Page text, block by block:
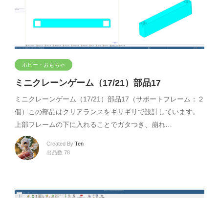
ホビー・おもちゃ
ミニクレーンゲーム（17/21）部品17
ミニクレーンゲーム（17/21）部品17（サポートフレーム：２
個）この部品はクリアランスをギリギリで設計しています。
上部フレームの下に入れることでガタつき、崩れ…
Created By Ten
出品数 78